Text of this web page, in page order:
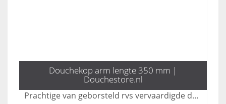
Douchekop arm lengte 350 mm |
Douchestore.nl
Prachtige van geborsteld rvs vervaardigde douchearm. Lengte 350 mm. Maak een keuze uit de bijpassende douchekoppen en douchekranen. Stel zo uw droom douche of tuindouche samen.